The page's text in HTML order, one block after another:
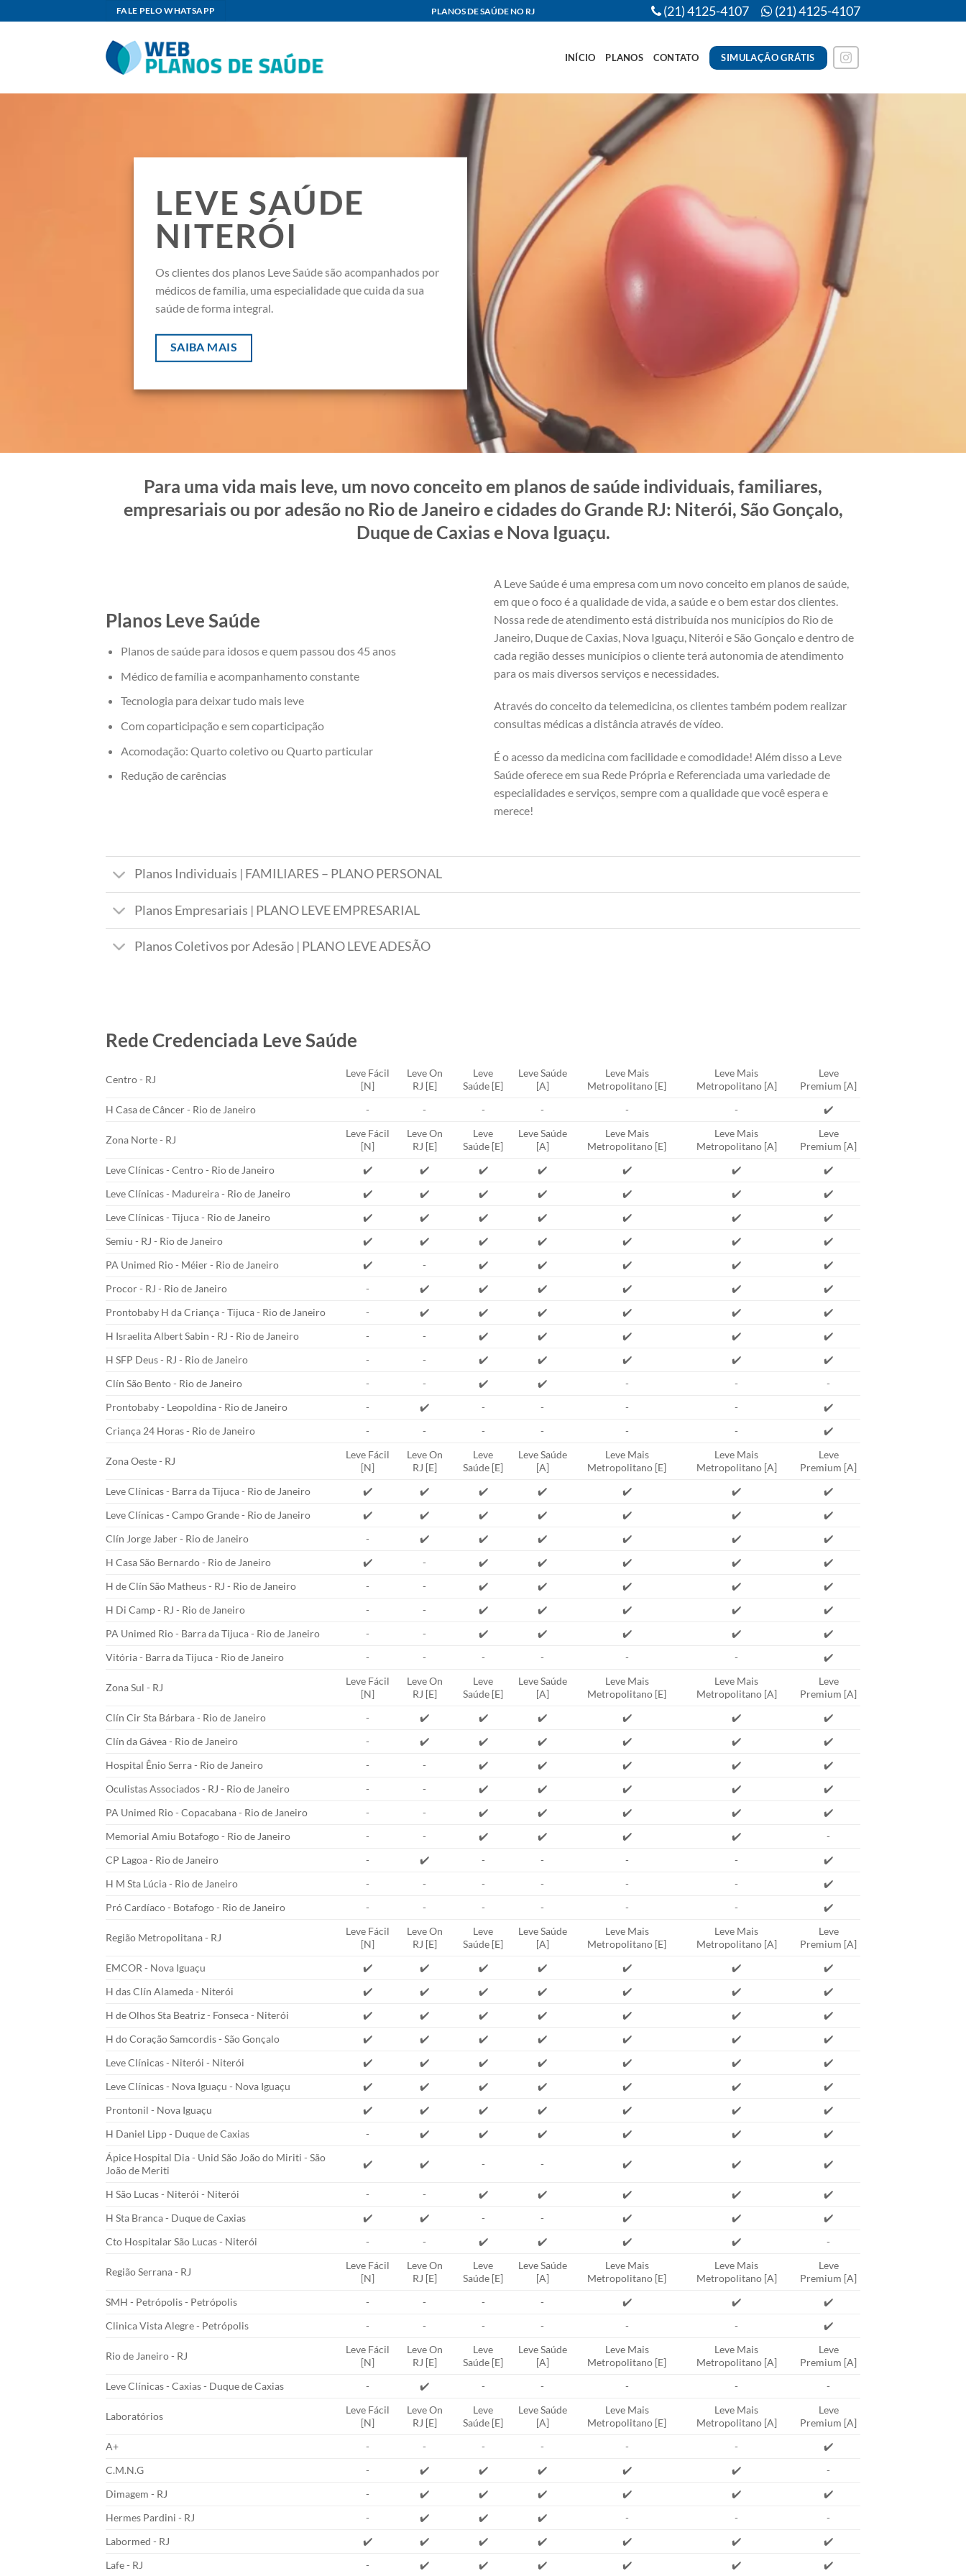
FALE PELO WHATSAPP PLANOS DE SAÚDE NO RJ (21) 4125-4107 (21) 4125-4107
INÍCIO PLANOS CONTATO SIMULAÇÃO GRÁTIS
LEVE SAÚDE
NITERÓI
Os clientes dos planos Leve Saúde são acompanhados por
médicos de família, uma especialidade que cuida da sua
saúde de forma integral.
SAIBA MAIS
Para uma vida mais leve, um novo conceito em planos de saúde individuais, familiares,
empresariais ou por adesão no Rio de Janeiro e cidades do Grande RJ: Niterói, São Gonçalo,
Duque de Caxias e Nova Iguaçu.
Planos Leve Saúde
Planos de saúde para idosos e quem passou dos 45 anos
Médico de família e acompanhamento constante
Tecnologia para deixar tudo mais leve
Com coparticipação e sem coparticipação
Acomodação: Quarto coletivo ou Quarto particular
Redução de carências
A Leve Saúde é uma empresa com um novo conceito em planos de saúde,
em que o foco é a qualidade de vida, a saúde e o bem estar dos clientes.
Nossa rede de atendimento está distribuída nos municípios do Rio de
Janeiro, Duque de Caxias, Nova Iguaçu, Niterói e São Gonçalo e dentro de
cada região desses municípios o cliente terá autonomia de atendimento
para os mais diversos serviços e necessidades.
Através do conceito da telemedicina, os clientes também podem realizar
consultas médicas a distância através de vídeo.
É o acesso da medicina com facilidade e comodidade! Além disso a Leve
Saúde oferece em sua Rede Própria e Referenciada uma variedade de
especialidades e serviços, sempre com a qualidade que você espera e
merece!
Planos Individuais | FAMILIARES – PLANO PERSONAL
Planos Empresariais | PLANO LEVE EMPRESARIAL
Planos Coletivos por Adesão | PLANO LEVE ADESÃO
Rede Credenciada Leve Saúde
Centro - RJ
Leve Fácil
[N]
Leve On
RJ [E]
Leve
Saúde [E]
Leve Saúde
[A]
Leve Mais
Metropolitano [E]
Leve Mais
Metropolitano [A]
Leve
Premium [A]
H Casa de Câncer - Rio de Janeiro
- - - - - - ✔️
Zona Norte - RJ
Leve Fácil
[N]
Leve On
RJ [E]
Leve
Saúde [E]
Leve Saúde
[A]
Leve Mais
Metropolitano [E]
Leve Mais
Metropolitano [A]
Leve
Premium [A]
Leve Clínicas - Centro - Rio de Janeiro
✔️ ✔️ ✔️ ✔️ ✔️ ✔️
✔️
Leve Clínicas - Madureira - Rio de Janeiro
✔️ ✔️ ✔️ ✔️ ✔️ ✔️
✔️
Leve Clínicas - Tijuca - Rio de Janeiro
✔️ ✔️ ✔️ ✔️ ✔️ ✔️
✔️
Semiu - RJ - Rio de Janeiro
✔️ ✔️ ✔️ ✔️ ✔️ ✔️
✔️
PA Unimed Rio - Méier - Rio de Janeiro
✔️ - ✔️ ✔️ ✔️ ✔️
✔️
Procor - RJ - Rio de Janeiro
- ✔️ ✔️ ✔️ ✔️ ✔️
✔️
Prontobaby H da Criança - Tijuca - Rio de Janeiro
- ✔️ ✔️ ✔️ ✔️ ✔️
✔️
H Israelita Albert Sabin - RJ - Rio de Janeiro
- - ✔️ ✔️ ✔️ ✔️
✔️
H SFP Deus - RJ - Rio de Janeiro
- - ✔️ ✔️ ✔️ ✔️
✔️
Clín São Bento - Rio de Janeiro
- - ✔️ ✔️ - -
-
Prontobaby - Leopoldina - Rio de Janeiro
- ✔️ - - - -
✔️
Criança 24 Horas - Rio de Janeiro
- - - - - - ✔️
Zona Oeste - RJ
Leve Fácil
[N]
Leve On
RJ [E]
Leve
Saúde [E]
Leve Saúde
[A]
Leve Mais
Metropolitano [E]
Leve Mais
Metropolitano [A]
Leve
Premium [A]
Leve Clínicas - Barra da Tijuca - Rio de Janeiro
✔️ ✔️ ✔️ ✔️ ✔️ ✔️
✔️
Leve Clínicas - Campo Grande - Rio de Janeiro
✔️ ✔️ ✔️ ✔️ ✔️ ✔️
✔️
Clín Jorge Jaber - Rio de Janeiro
- ✔️ ✔️ ✔️ ✔️ ✔️
✔️
H Casa São Bernardo - Rio de Janeiro
✔️ - ✔️ ✔️ ✔️ ✔️
✔️
H de Clín São Matheus - RJ - Rio de Janeiro
- - ✔️ ✔️ ✔️ ✔️
✔️
H Di Camp - RJ - Rio de Janeiro
- - ✔️ ✔️ ✔️ ✔️
✔️
PA Unimed Rio - Barra da Tijuca - Rio de Janeiro
- - ✔️ ✔️ ✔️ ✔️
✔️
Vitória - Barra da Tijuca - Rio de Janeiro
- - - - - - ✔️
Zona Sul - RJ
Leve Fácil
[N]
Leve On
RJ [E]
Leve
Saúde [E]
Leve Saúde
[A]
Leve Mais
Metropolitano [E]
Leve Mais
Metropolitano [A]
Leve
Premium [A]
Clín Cir Sta Bárbara - Rio de Janeiro
- ✔️ ✔️ ✔️ ✔️ ✔️
✔️
Clín da Gávea - Rio de Janeiro
- ✔️ ✔️ ✔️ ✔️ ✔️
✔️
Hospital Ênio Serra - Rio de Janeiro
- - ✔️ ✔️ ✔️ ✔️
✔️
Oculistas Associados - RJ - Rio de Janeiro
- - ✔️ ✔️ ✔️ ✔️
✔️
PA Unimed Rio - Copacabana - Rio de Janeiro
- - ✔️ ✔️ ✔️ ✔️
✔️
Memorial Amiu Botafogo - Rio de Janeiro
- - ✔️ ✔️ ✔️ ✔️
-
CP Lagoa - Rio de Janeiro
- ✔️ - - - -
✔️
H M Sta Lúcia - Rio de Janeiro
- - - - - -
✔️
Pró Cardíaco - Botafogo - Rio de Janeiro
- - - - - - ✔️
Região Metropolitana - RJ
Leve Fácil
[N]
Leve On
RJ [E]
Leve
Saúde [E]
Leve Saúde
[A]
Leve Mais
Metropolitano [E]
Leve Mais
Metropolitano [A]
Leve
Premium [A]
EMCOR - Nova Iguaçu
✔️ ✔️ ✔️ ✔️ ✔️ ✔️
✔️
H das Clín Alameda - Niterói
✔️ ✔️ ✔️ ✔️ ✔️ ✔️
✔️
H de Olhos Sta Beatriz - Fonseca - Niterói
✔️ ✔️ ✔️ ✔️ ✔️ ✔️
✔️
H do Coração Samcordis - São Gonçalo
✔️ ✔️ ✔️ ✔️ ✔️ ✔️
✔️
Leve Clínicas - Niterói - Niterói
✔️ ✔️ ✔️ ✔️ ✔️ ✔️
✔️
Leve Clínicas - Nova Iguaçu - Nova Iguaçu
✔️ ✔️ ✔️ ✔️ ✔️ ✔️
✔️
Prontonil - Nova Iguaçu
✔️ ✔️ ✔️ ✔️ ✔️ ✔️
✔️
H Daniel Lipp - Duque de Caxias
- ✔️ ✔️ ✔️ ✔️ ✔️
✔️
Ápice Hospital Dia - Unid São João do Miriti - São
João de Meriti
✔️ ✔️ - - ✔️ ✔️ ✔️
H São Lucas - Niterói - Niterói - - ✔️ ✔️ ✔️ ✔️
✔️
H Sta Branca - Duque de Caxias
✔️ ✔️ - - ✔️ ✔️
✔️
Cto Hospitalar São Lucas - Niterói
- - ✔️ ✔️ ✔️ ✔️ -
Região Serrana - RJ
Leve Fácil
[N]
Leve On
RJ [E]
Leve
Saúde [E]
Leve Saúde
[A]
Leve Mais
Metropolitano [E]
Leve Mais
Metropolitano [A]
Leve
Premium [A]
SMH - Petrópolis - Petrópolis
- - - - ✔️ ✔️
✔️
Clinica Vista Alegre - Petrópolis
- - - - - - ✔️
Rio de Janeiro - RJ
Leve Fácil
[N]
Leve On
RJ [E]
Leve
Saúde [E]
Leve Saúde
[A]
Leve Mais
Metropolitano [E]
Leve Mais
Metropolitano [A]
Leve
Premium [A]
Leve Clínicas - Caxias - Duque de Caxias
- ✔️ - - - - -
Laboratórios
Leve Fácil
[N]
Leve On
RJ [E]
Leve
Saúde [E]
Leve Saúde
[A]
Leve Mais
Metropolitano [E]
Leve Mais
Metropolitano [A]
Leve
Premium [A]
A+
- - - - - -
✔️
C.M.N.G
- ✔️ ✔️ ✔️ ✔️ ✔️
-
Dimagem - RJ
- ✔️ ✔️ ✔️ ✔️ ✔️
✔️
Hermes Pardini - RJ
- ✔️ ✔️ ✔️ - -
-
Labormed - RJ
✔️ ✔️ ✔️ ✔️ ✔️ ✔️
✔️
Lafe - RJ
- ✔️ ✔️ ✔️ ✔️ ✔️ ✔️